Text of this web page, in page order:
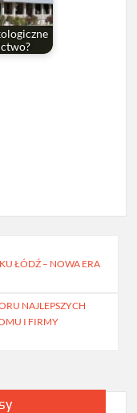
ŁÓDŹ – NOWA ERA
NAJLEPSZYCH
I FIRMY